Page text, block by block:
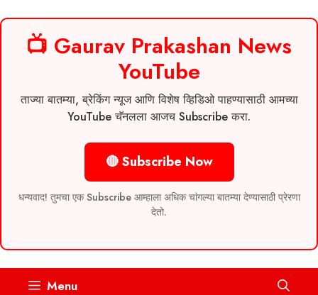
📺 Gaurav Prakashan News
YouTube
ताज्या बातम्या, ब्रेकिंग न्यूज आणि विशेष व्हिडिओ पाहण्यासाठी आमच्या
YouTube चॅनलला आजच Subscribe करा.
🔴 Subscribe Now
धन्यवाद! तुमचा एक Subscribe आम्हाला अधिक चांगल्या बातम्या देण्यासाठी प्रेरणा
देतो.
Menu